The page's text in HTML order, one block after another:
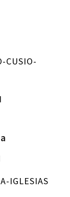
CUSIO-
IGLESIAS